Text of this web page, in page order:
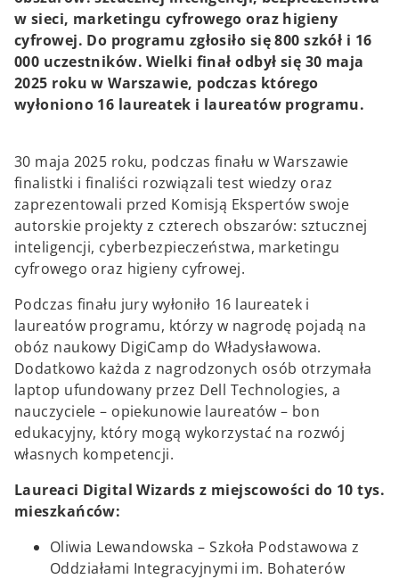
w sieci, marketingu cyfrowego oraz higieny
cyfrowej. Do programu zgłosiło się 800 szkół i 16
000 uczestników. Wielki finał odbył się 30 maja
2025 roku w Warszawie, podczas którego
wyłoniono 16 laureatek i laureatów programu.
30 maja 2025 roku, podczas finału w Warszawie
finalistki i finaliści rozwiązali test wiedzy oraz
zaprezentowali przed Komisją Ekspertów swoje
autorskie projekty z czterech obszarów: sztucznej
inteligencji, cyberbezpieczeństwa, marketingu
cyfrowego oraz higieny cyfrowej.
Podczas finału jury wyłoniło 16 laureatek i
laureatów programu, którzy w nagrodę pojadą na
obóz naukowy DigiCamp do Władysławowa.
Dodatkowo każda z nagrodzonych osób otrzymała
laptop ufundowany przez Dell Technologies, a
nauczyciele – opiekunowie laureatów – bon
edukacyjny, który mogą wykorzystać na rozwój
własnych kompetencji.
Laureaci Digital Wizards z miejscowości do 10 tys.
mieszkańców:
Oliwia Lewandowska – Szkoła Podstawowa z
Oddziałami Integracyjnymi im. Bohaterów